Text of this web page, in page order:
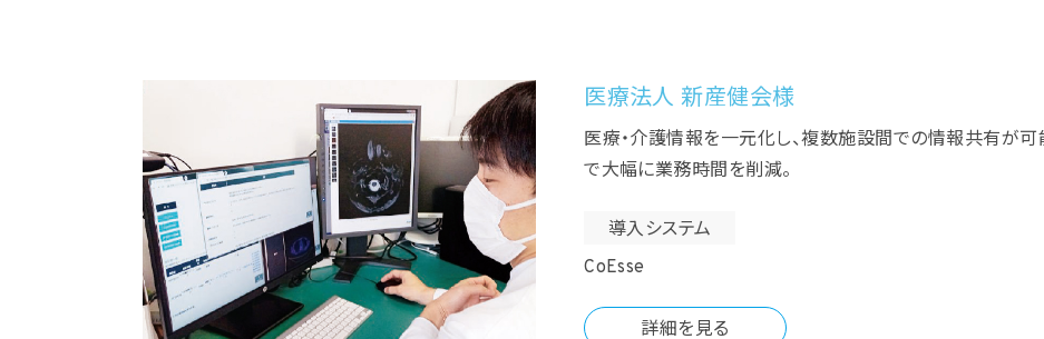
医療法人 新産健会様
医療・介護情報を一元化し、複数施設間での情報共有が可
で大幅に業務時間を削減。
導入システム
CoEsse
詳細を見る